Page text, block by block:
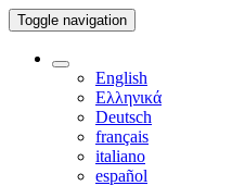
Toggle navigation
English
Ελληνικά
Deutsch
français
italiano
español